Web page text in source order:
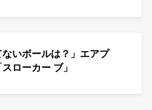
いボールは？」エアプ
ローカー ブ」